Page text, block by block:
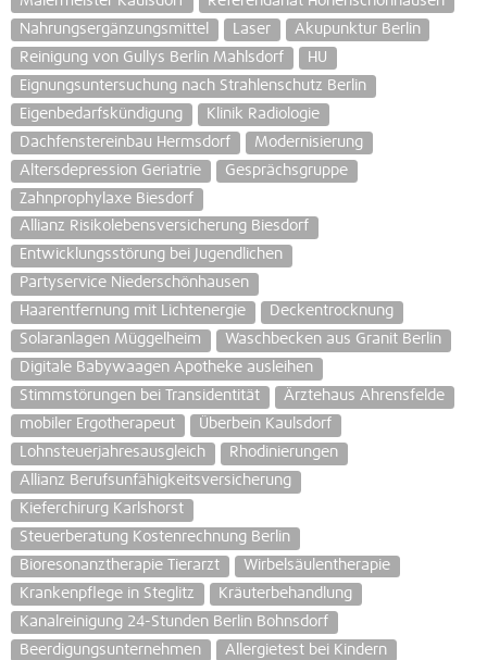
Nahrungsergänzungsmittel
Laser
Akupunktur Berlin
Reinigung von Gullys Berlin Mahlsdorf
HU
Eignungsuntersuchung nach Strahlenschutz Berlin
Eigenbedarfskündigung
Klinik Radiologie
Dachfenstereinbau Hermsdorf
Modernisierung
Altersdepression Geriatrie
Gesprächsgruppe
Zahnprophylaxe Biesdorf
Allianz Risikolebensversicherung Biesdorf
Entwicklungsstörung bei Jugendlichen
Partyservice Niederschönhausen
Haarentfernung mit Lichtenergie
Deckentrocknung
Solaranlagen Müggelheim
Waschbecken aus Granit Berlin
Digitale Babywaagen Apotheke ausleihen
Stimmstörungen bei Transidentität
Ärztehaus Ahrensfelde
mobiler Ergotherapeut
Überbein Kaulsdorf
Lohnsteuerjahresausgleich
Rhodinierungen
Allianz Berufsunfähigkeitsversicherung
Kieferchirurg Karlshorst
Steuerberatung Kostenrechnung Berlin
Bioresonanztherapie Tierarzt
Wirbelsäulentherapie
Krankenpflege in Steglitz
Kräuterbehandlung
Kanalreinigung 24-Stunden Berlin Bohnsdorf
Beerdigungsunternehmen
Allergietest bei Kindern